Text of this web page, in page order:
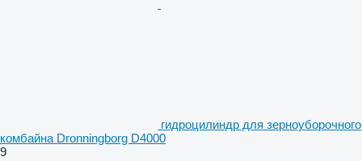
гидроцилиндр для зерноуборочного
комбайна Dronningborg D4000
9